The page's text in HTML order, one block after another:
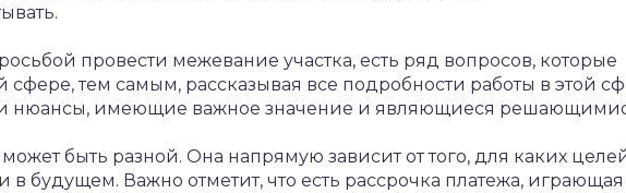
провести межевание участка, есть ряд вопросов, которые
сфере, тем самым, рассказывая все подробности работы в этой
и нюансы, имеющие важное значение и являющиеся
быть разной. Она напрямую зависит от того, для каких
в будущем. Важно отметит, что есть рассрочка платежа, играющая